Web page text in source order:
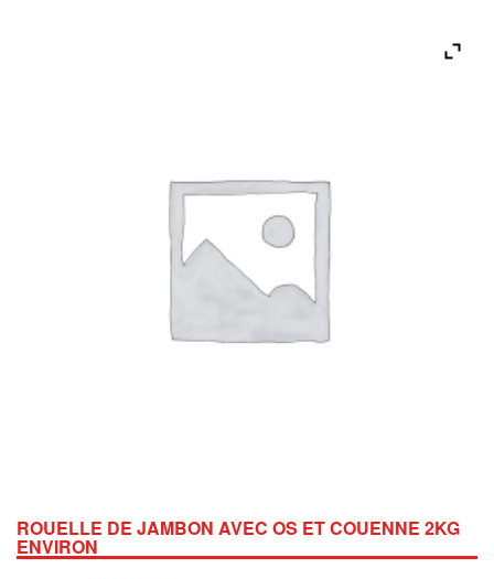
ROUELLE DE JAMBON AVEC OS ET COUENNE 2KG
ENVIRON